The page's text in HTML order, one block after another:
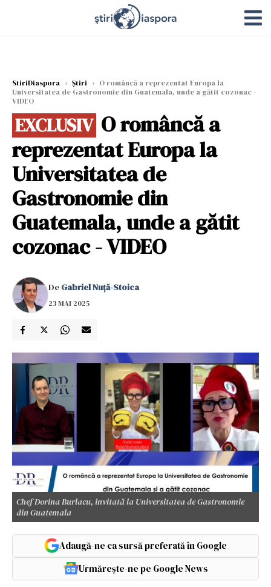
StiriDiaspora › Știri › O româncă a reprezentat Europa la
Universitatea de Gastronomie din Guatemala, unde a gătit cozonac -
VIDEO
EXCLUSIV O româncă a
reprezentat Europa la
Universitatea de
Gastronomie din
Guatemala, unde a gătit
cozonac - VIDEO
De Gabriel Nuță-Stoica
23 MAI 2025
Chef Dorina Burlacu, invitată la Universitatea de Gastronomie
din Guatemala
Adaugă-ne ca sursă preferată în Google
Urmărește-ne pe Google News